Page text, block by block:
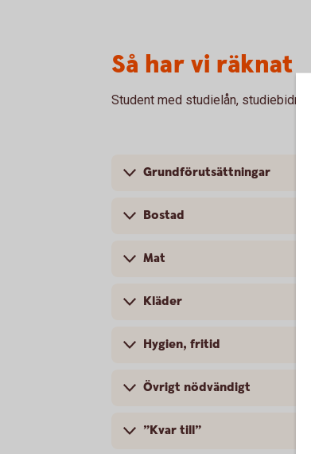
Så har vi räknat
Student med studielån,
Grundförutsättningar
Bostad
Mat
Kläder
Hygien, fritid
Övrigt nödvändigt
”Kvar till”